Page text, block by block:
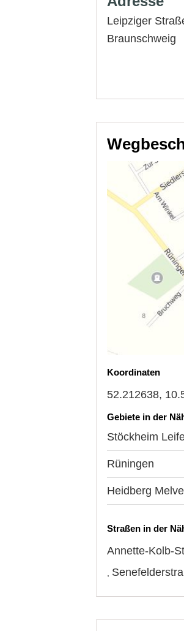
Leipziger
Braunschweig
Koordinaten
52.212638,
Gebiete in der
Stöckheim
Rüningen
Heidberg
Straßen in der
Annette-Kolb-